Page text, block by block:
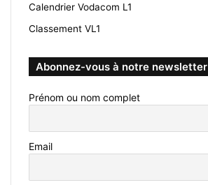
Calendrier Vodacom L1
Classement VL1
Abonnez-vous à notre newsletter
Prénom ou nom complet
Email